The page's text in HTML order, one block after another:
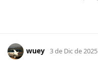
wuey 3 de Dic de 2025